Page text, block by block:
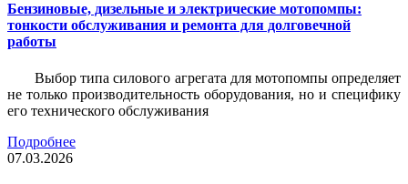
Бензиновые, дизельные и электрические мотопомпы:
тонкости обслуживания и ремонта для долговечной
работы
Выбор типа силового агрегата для мотопомпы определяет
не только производительность оборудования, но и специфику
его технического обслуживания
Подробнее
07.03.2026